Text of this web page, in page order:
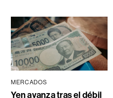
MERCADOS
Yen avanza tras el débil